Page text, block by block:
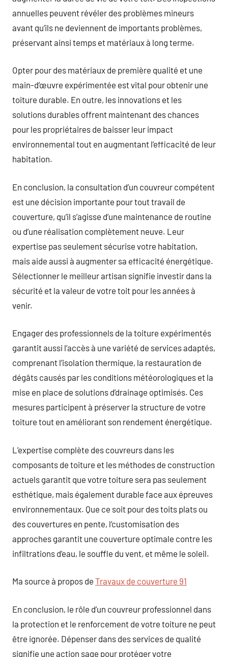
annuelles peuvent révéler des problèmes mineurs
avant qu’ils ne deviennent de importants problèmes,
préservant ainsi temps et matériaux à long terme.
Opter pour des matériaux de première qualité et une
main-d’œuvre expérimentée est vital pour obtenir une
toiture durable. En outre, les innovations et les
solutions durables offrent maintenant des chances
pour les propriétaires de baisser leur impact
environnemental tout en augmentant l’efficacité de leur
habitation.
En conclusion, la consultation d’un couvreur compétent
est une décision importante pour tout travail de
couverture, qu’il s’agisse d’une maintenance de routine
ou d’une réalisation complètement neuve. Leur
expertise pas seulement sécurise votre habitation,
mais aide aussi à augmenter sa efficacité énergétique.
Sélectionner le meilleur artisan signifie investir dans la
sécurité et la valeur de votre toit pour les années à
venir.
Engager des professionnels de la toiture expérimentés
garantit aussi l’accès à une variété de services adaptés,
comprenant l’isolation thermique, la restauration de
dégâts causés par les conditions météorologiques et la
mise en place de solutions d’drainage optimisés. Ces
mesures participent à préserver la structure de votre
toiture tout en améliorant son rendement énergétique.
L’expertise complète des couvreurs dans les
composants de toiture et les méthodes de construction
actuels garantit que votre toiture sera pas seulement
esthétique, mais également durable face aux épreuves
environnementaux. Que ce soit pour des toits plats ou
des couvertures en pente, l’customisation des
approches garantit une couverture optimale contre les
infiltrations d’eau, le souffle du vent, et même le soleil.
Ma source à propos de Travaux de couverture 91
En conclusion, le rôle d’un couvreur professionnel dans
la protection et le renforcement de votre toiture ne peut
être ignorée. Dépenser dans des services de qualité
signifie une action sage pour protéger votre